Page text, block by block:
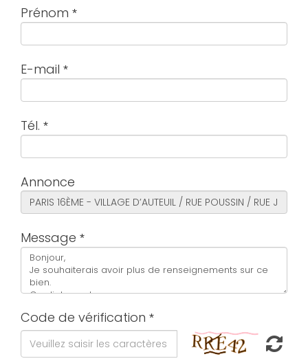
Prénom
E-mail
Tél.
Annonce
Message
Code de vérification